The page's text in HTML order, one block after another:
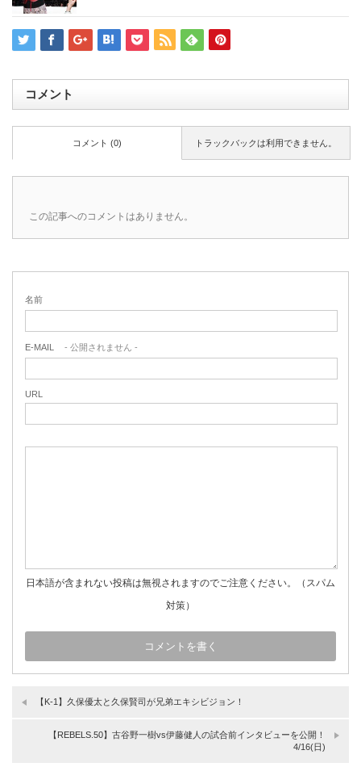
コメント
トラックバックは利用できません。
コメント (0)
この記事へのコメントはありません。
名前
E-MAIL - 公開されません -
URL
日本語が含まれない投稿は無視されますのでご注意ください。（スパム
対策）
【K-1】久保優太と久保賢司が兄弟エキシビジョン！
【REBELS.50】古谷野一樹vs伊藤健人の試合前インタビューを公開！
4/16(日)